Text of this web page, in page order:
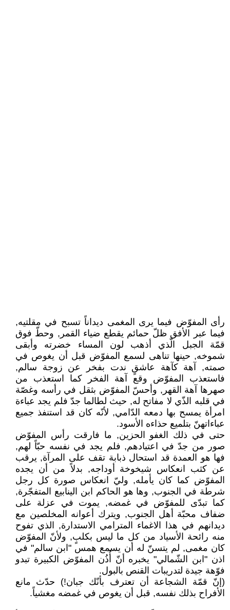
رأى المفوّض فيما يرى المغمى ديداناً تسبح في مقلتيه,
فيما عبر الأفق ظلّ حمائم يقطع ضياء القمر, وحطّ فوق
قمّة الجبل الّذي أذهب لون المساء خضرته وأبقى
شموخه, حينها تناهى لسمع المفوّض قبل أن يغوص في
صمته, آهة كآهة عاشقٍ ندت بفخر عن زوجة سالم,
فاستعذب المفوّض وقع آهة الفخر كما استعذب من
صهرها آهة القهر, وأحسّ المفوّض بثقل في رأسه وغصّة
في قلبه الذّي لا مفاتح له, حيث لطالما جدّ فلم يجد عباءة
امرأة يمسح بها دمعه الدّامي, لأنّه كان قد استنفذ جميع
عباءاتهنّ بتلميع حذاءه الأسود.
حتى في ذلك الغفو الحزين, ما فارقت رأس المفوّض
صور من جدّ في اعتيادهم, فلم يجد في نفسه حبّاً لهم,
فها هو العمدة قد استحال ذبابة تقف على المرآة, يرقب
عن كثب انعكاس شيخوخة أوداجه, بدلاً من أن يجده
المفوّض كما كان يأمله, وليّ انعكاس صورة كل رجل
شرطة في الجنوب, وها هو الحاكم ابن الينابيع المتفجّرة,
كما تبدّى للمفوّض في غمضه, يموت في عزلة على
ضفاف محبّة أهل الجنوب, ويترك أعوانه المخلصين مع
ديدانهم في هذا الاغماء المترامي الاستدارة, الذي تفوح
منه رائحة الأسياد من كل ما ليس بكلبٍ, ولأنّ المفوّض
كان مغمى, لم يتسنّ له أن يسمع همس "ابن سالم" في
اذن "ابن الشّمالي" يخبره أنّ أٌذُن المفوّض الكبيرة تبدو
فوّهة جيدة لتدريبات القنص بالبول.
(إنّ قمّة الشجاعة أن تعترف بأنّك جبان!) حدّث مانع
الأفراح بذلك نفسه, قبل أن يغوص في غمضه مغشياً.